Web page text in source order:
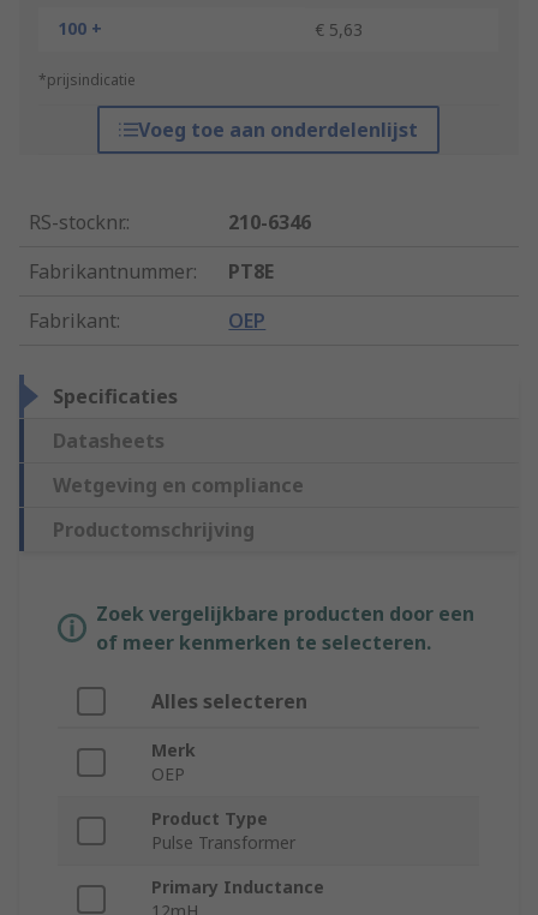
100 +
€ 5,63
*prijsindicatie
Voeg toe aan onderdelenlijst
RS-stocknr.:
210-6346
Fabrikantnummer:
PT8E
Fabrikant: OEP
Specificaties
Datasheets
Wetgeving en compliance
Productomschrijving
Zoek vergelijkbare producten door een
of meer kenmerken te selecteren.
Alles selecteren
Merk
OEP
Product Type
Pulse Transformer
Primary Inductance